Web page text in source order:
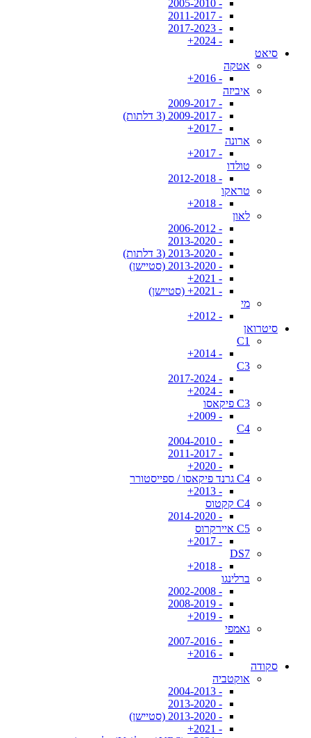
- 2005-2010
- 2011-2017
- 2017-2023
- 2024+
סיאט
אטקה
- 2016+
איביזה
- 2009-2017
- 2009-2017 (3 דלתות)
- 2017+
ארונה
- 2017+
טולדו
- 2012-2018
טראקו
- 2018+
לאון
- 2006-2012
- 2013-2020
- 2013-2020 (3 דלתות)
- 2013-2020 (סטיישן)
- 2021+
- 2021+ (סטיישן)
מי
- 2012+
סיטרואן
C1
- 2014+
C3
- 2017-2024
- 2024+
C3 פיקאסו
- 2009+
C4
- 2004-2010
- 2011-2017
- 2020+
C4 גרנד פיקאסו / ספייסטורר
- 2013+
C4 קקטוס
- 2014-2020
C5 איירקרוס
- 2017+
DS7
- 2018+
ברלינגו
- 2002-2008
- 2008-2019
- 2019+
גאמפי
- 2007-2016
- 2016+
סקודה
אוקטביה
- 2004-2013
- 2013-2020
- 2013-2020 (סטיישן)
- 2021+